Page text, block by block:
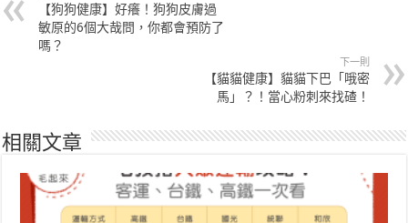
【狗狗健康】好癢！狗狗皮膚過
敏原的6個大哉問，你都會預防了
嗎？
下一則
【貓貓健康】貓貓下巴「哦密
馬」？！當心粉刺來找碴！
相關文章